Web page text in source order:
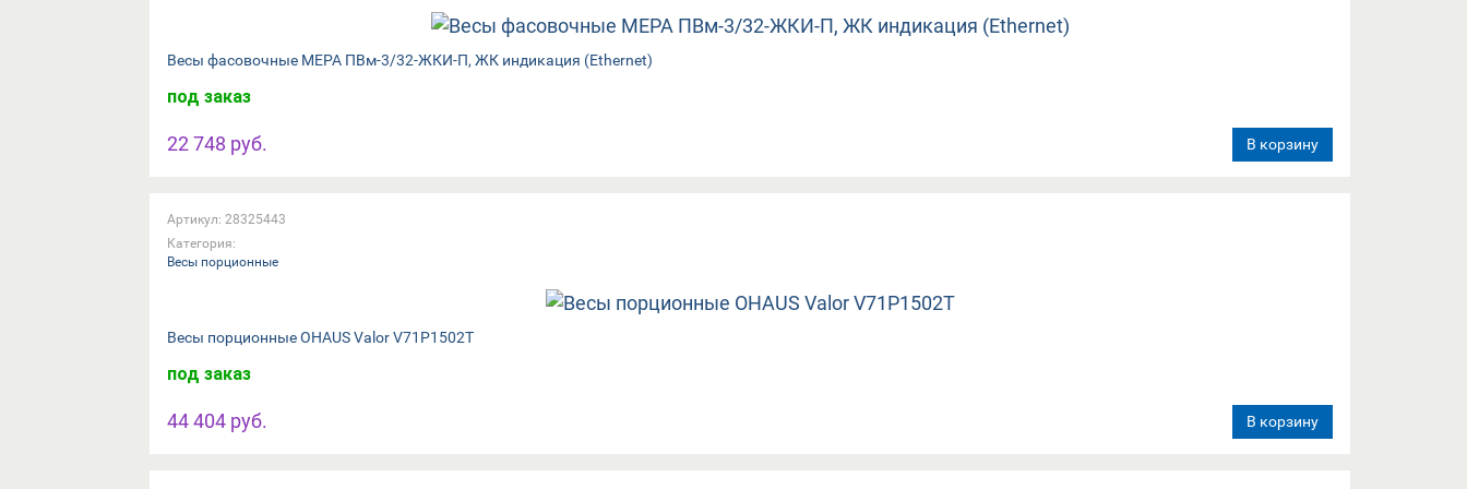
Весы фасовочные МЕРА ПВм-3/32-ЖКИ-П, ЖК индикация (Ethernet)
под заказ
22 748 руб. В корзину
Артикул: 28325443
Категория:
Весы порционные
Весы порционные OHAUS Valor V71P1502T
под заказ
44 404 руб. В корзину